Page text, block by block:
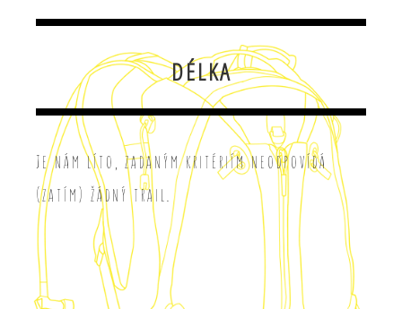
DÉLKA
Je nám líto, zadaným kritériím neodpovídá
(zatím) žádný trail.